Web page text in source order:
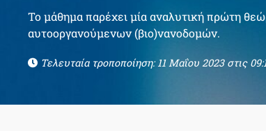
Το μάθημα παρέχει μία αναλυτική πρώτη
αυτοοργανούμενων (βιο)νανοδομών.
Τελευταία τροποποίηση: 11 Μαΐου 2023 στις